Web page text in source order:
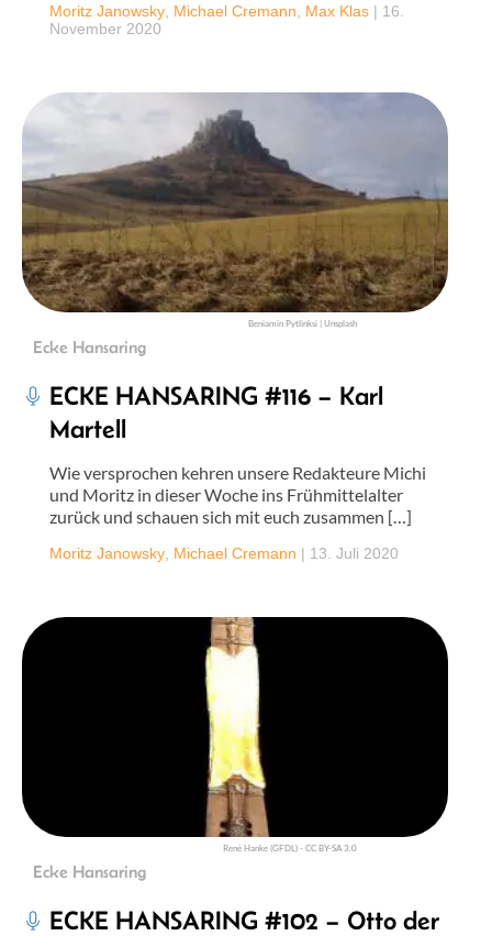
Moritz Janowsky Michael Cremann Max Klas | 16.
November 2020
Beniamin Pytlinksi | Unsplash
Ecke Hansaring
ECKE HANSARING #116 – Karl
Martell
Wie versprochen kehren unsere Redakteure Michi
und Moritz in dieser Woche ins Frühmittelalter
zurück und schauen sich mit euch zusammen […]
Moritz Janowsky Michael Cremann | 13. Juli 2020
René Hanke (GFDL) - CC BY-SA 3.0
Ecke Hansaring
ECKE HANSARING #102 – Otto der